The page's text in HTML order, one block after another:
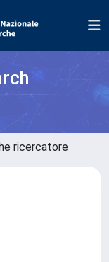
ricercatore